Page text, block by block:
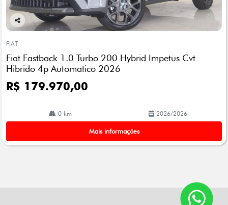
Co
arti
lhe
FIAT
Fiat Fastback 1.0 Turbo 200 Hybrid Impetus Cvt
Hibrido 4p Automatico 2026
R$ 179.970,00
0 km 2026/2026
Mais informações